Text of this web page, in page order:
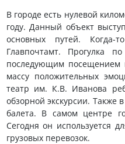
В городе есть нулевой
году. Данный объект
основных путей. Когда-
Главпочтамт. Прогулка
последующим посещением
массу положительных
театр им. К.В. Иванова
обзорной экскурсии. Также
балета. В самом центре
Сегодня он используется
грузовых перевозок.